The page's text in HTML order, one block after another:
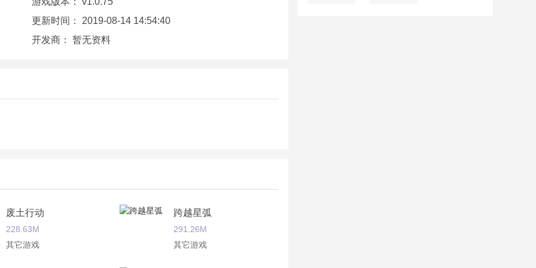
更新时间： 2019-08-14 14:54:40
开发商： 暂无资料
废土行动
228.63M
其它游戏
跨越星弧
291.26M
其它游戏